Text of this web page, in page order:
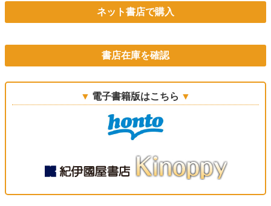
ネット書店で購入
書店在庫を確認
電子書籍版はこちら